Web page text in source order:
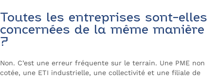
Toutes les entreprises sont-elles
concernées de la même manière
?
Non. C’est une erreur fréquente sur le terrain. Une PME non
cotée, une ETI industrielle, une collectivité et une filiale de